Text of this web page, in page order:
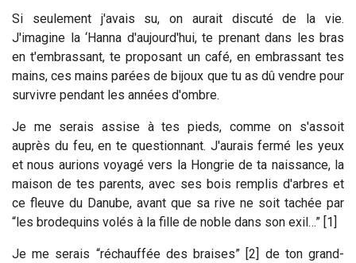
Si seulement j'avais su, on aurait discuté de la vie.
J'imagine la ‘Hanna d'aujourd'hui, te prenant dans les bras
en t'embrassant, te proposant un café, en embrassant tes
mains, ces mains parées de bijoux que tu as dû vendre pour
survivre pendant les années d'ombre.
Je me serais assise à tes pieds, comme on s'assoit
auprès du feu, en te questionnant. J'aurais fermé les yeux
et nous aurions voyagé vers la Hongrie de ta naissance, la
maison de tes parents, avec ses bois remplis d'arbres et
ce fleuve du Danube, avant que sa rive ne soit tachée par
“les brodequins volés à la fille de noble dans son exil…” [1]
Je me serais “réchauffée des braises” [2] de ton grand-